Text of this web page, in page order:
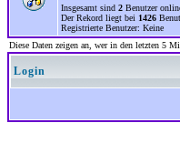
Insgesamt sind 2 Benutzer
Der Rekord liegt bei 1426
Registrierte Benutzer: Keine
Diese Daten zeigen an, wer in den letzten 5
Login